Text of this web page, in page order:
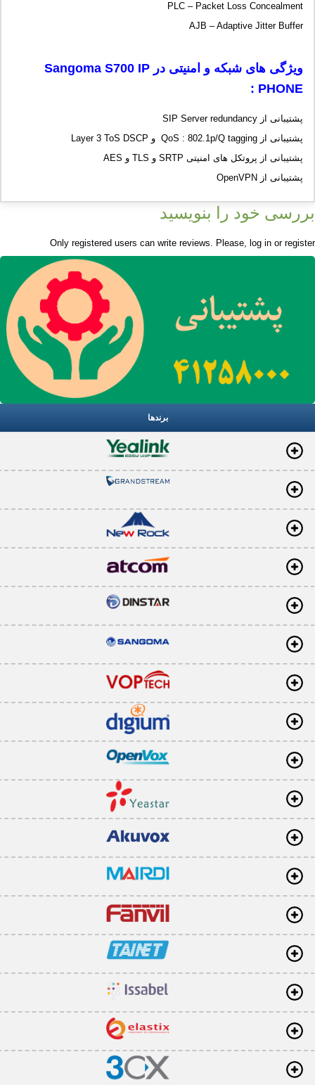
PLC – Packet Loss Concealment
AJB – Adaptive Jitter Buffer
ویژگی های شبکه و امنیتی در Sangoma S700 IP
PHONE
:
پشتیبانی از SIP Server redundancy
پشتیبانی از QoS : 802.1p/Q tagging و Layer 3 ToS DSCP
پشتیبانی از پروتکل های امنیتی SRTP و TLS و AES
پشتیبانی از OpenVPN
بررسی خود را بنویسید
Only registered users can write reviews. Please, log in or register
برندها